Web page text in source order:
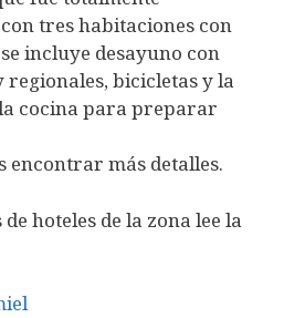
tres habitaciones con
incluye desayuno con
bicicletas y la
cocina para preparar
encontrar más detalles.
hoteles de la zona lee la